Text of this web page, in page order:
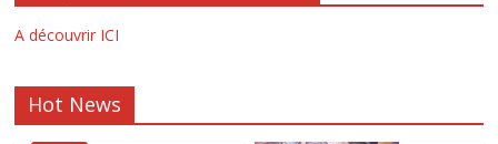
A découvrir ICI
Hot News